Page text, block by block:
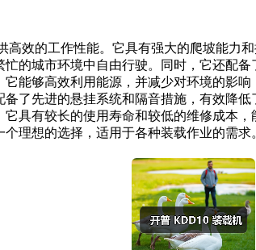
效的工作性能。它具有强大的爬坡能力
的城市环境中自由行驶。同时，它还配
能够高效利用能源，并减少对环境的影
了先进的悬挂系统和隔音措施，有效降
具有较长的使用寿命和较低的维修成本
理想的选择，适用于各种装载作业的需求